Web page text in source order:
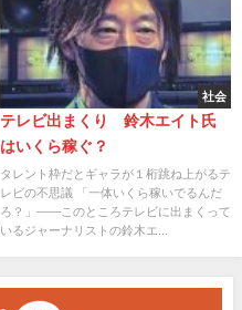
社会
テレビ出まくり 鈴木エイト氏
はいくら稼ぐ？
タレント枠だとギャラが１桁跳ね上がるテ
レビの不思議 「一体いくら稼いでるんだ
ろ？」――このところテレビに出まくって
いるジャーナリストの鈴木エ...